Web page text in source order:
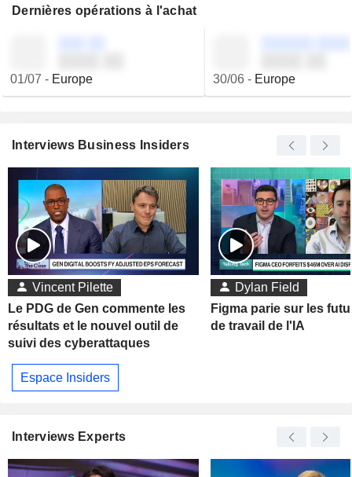
Dernières opérations à l'achat
01/07 - Europe 30/06- Europe
Interviews Business Insiders
Vincent Pilette
Le PDG de Gen commente les
résultats et le nouvel outil de
suivi des cyberattaques
Dylan Field
Figma parie sur les
de travail de l'IA
Espace Insiders
Interviews Experts